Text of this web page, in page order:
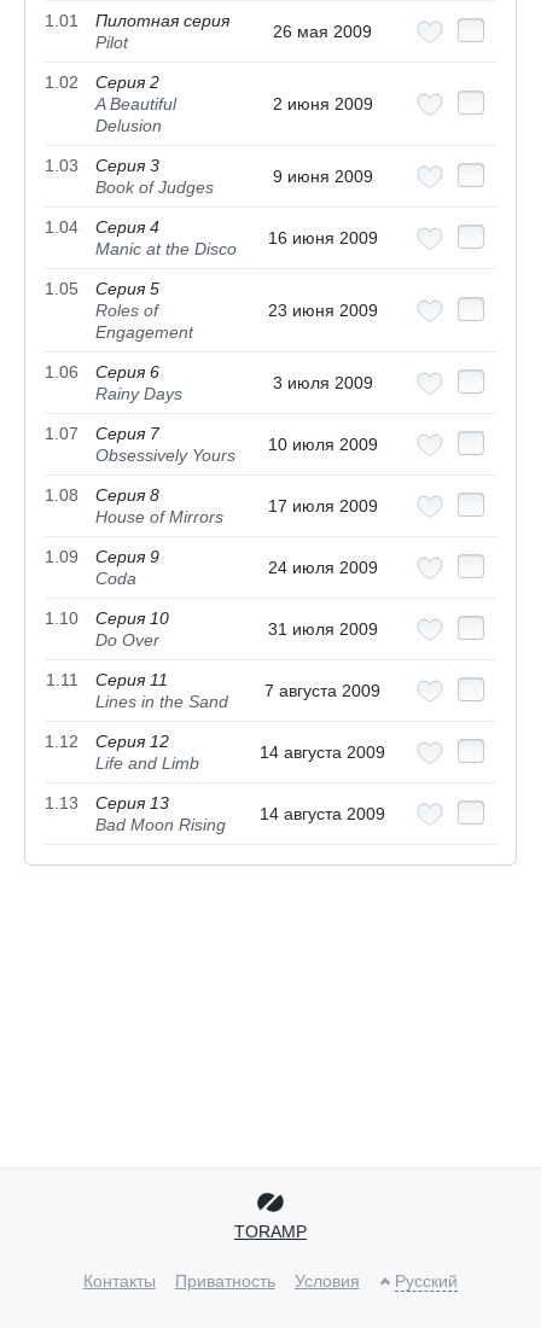
1.01
Пилотная серия
Pilot
26 мая 2009
1.02
Серия 2
A Beautiful
Delusion
2 июня 2009
1.03
Серия 3
Book of Judges
9 июня 2009
1.04
Серия 4
Manic at the Disco
16 июня 2009
1.05
Серия 5
Roles of
Engagement
23 июня 2009
1.06
Серия 6
Rainy Days
3 июля 2009
1.07
Серия 7
Obsessively Yours
10 июля 2009
1.08
Серия 8
House of Mirrors
17 июля 2009
1.09
Серия 9
Coda
24 июля 2009
1.10
Серия 10
Do Over
31 июля 2009
1.11
Серия 11
Lines in the Sand
7 августа 2009
1.12
Серия 12
Life and Limb
14 августа 2009
1.13
Серия 13
Bad Moon Rising
14 августа 2009
TORAMP
Контакты Приватность Условия Русский